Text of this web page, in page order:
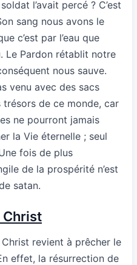
l’avait percé ? C’est
sang nous avons le
c’est par l’eau que
Le Pardon rétablit notre
nous sauve.
venu avec des sacs
trésors de ce monde, car
ne pourront jamais
la Vie éternelle ; seul
fois de plus
de la prospérité n’est
satan.
Christ
revient à prêcher le
effet, la résurrection de